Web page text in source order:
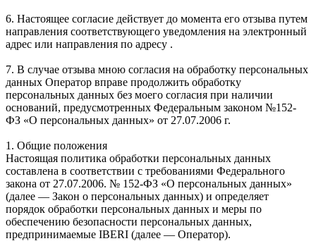
6. Настоящее согласие действует до момента его отзыва путем
направления соответствующего уведомления на электронный
адрес или направления по адресу .
7. В случае отзыва мною согласия на обработку персональных
данных Оператор вправе продолжить обработку
персональных данных без моего согласия при наличии
оснований, предусмотренных Федеральным законом №152-
ФЗ «О персональных данных» от 27.07.2006 г.
1. Общие положения
Настоящая политика обработки персональных данных
составлена в соответствии с требованиями Федерального
закона от 27.07.2006. № 152-ФЗ «О персональных данных»
(далее — Закон о персональных данных) и определяет
порядок обработки персональных данных и меры по
обеспечению безопасности персональных данных,
предпринимаемые IBERI (далее — Оператор).